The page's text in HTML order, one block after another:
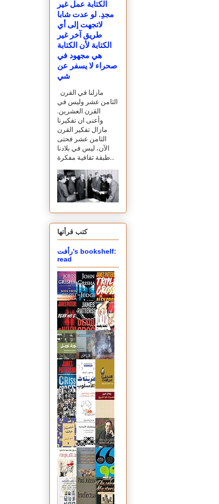
الكتابة عمل غير
مجدِ. لو عدت شابا
لاتجهت إلى أي
طريق آخر غير
الكتابة لأن الكتابة
هي مجهود في
صحراء لا يسفر عن
شي
الثامن عشر وليس في
القرن العشرين.
وأعنى ان تفكيرنا
مازال تفكير القرن
الثامن عشر فحتى
الآن، ليس في بلادنا
طبقة ثقافية مفكرة...
كتب قرأتها
رأفت's bookshelf:
read